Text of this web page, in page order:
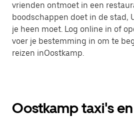
vrienden ontmoet in een
boodschappen doet in de stad,
je heen moet. Log online in of
voer je bestemming in om te
reizen inOostkamp.
Oostkamp taxi's